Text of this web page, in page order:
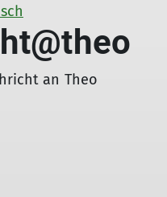
Dich!an Theo